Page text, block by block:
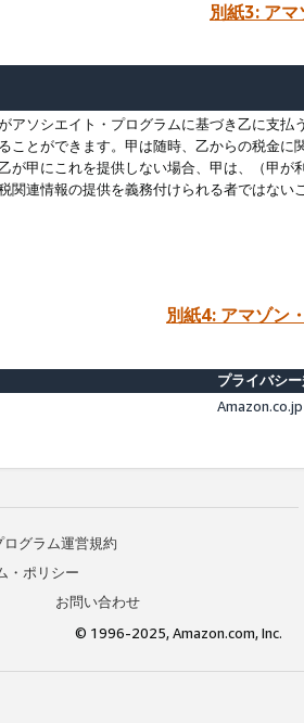
別紙3: ア
アソシエイト・プログラムに基づき乙に支
ことができます。甲は随時、乙からの税金
が甲にこれを提供しない場合、甲は、（甲
関連情報の提供を義務付けられる者ではな
別紙4: アマゾン
プライバシ
グラム運営規約
・ポリシー
お問い合わせ
© 1996-2025, Amazon.com, Inc.